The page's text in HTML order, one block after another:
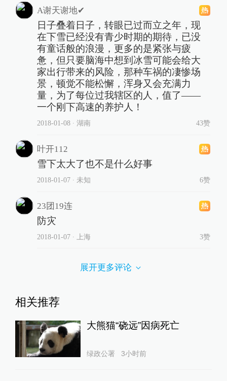
A谢天谢地✔
日子叠着日子，转眼已过而立之年，现
在下雪已经没有青少时期的期待，已没
有童话般的浪漫，更多的是紧张与疲
惫，但只要脑海中想到冰雪可能会给大
家出行带来的风险，那种车祸的凄惨场
景，顿觉不能松懈，浑身又会充满力
量，为了每位过我辖区的人，值了——
一个刚下高速的养护人！
2018-01-08∙ 湖南 43赞
叶开112
雪下太大了也不是什么好事
2018-01-07∙ 未知 6赞
23团19连
防灾
2018-01-07∙ 上海 3赞
展开更多评论
相关推荐
大熊猫“硗远”因病死亡
绿政公署 3小时前